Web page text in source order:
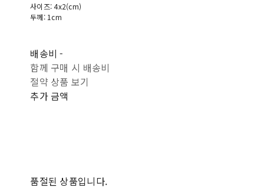
사이즈: 4x2(cm)
두께: 1cm
배송비-
함께 구매 시 배송비
절약 상품 보기
추가 금액
품절된 상품입니다.